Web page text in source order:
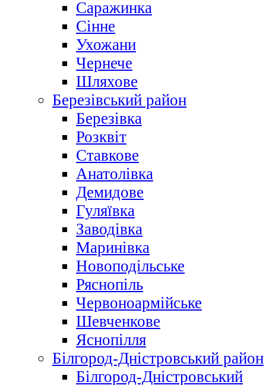
Саражинка
Сінне
Ухожани
Чернече
Шляхове
Березівський район
Березівка
Розквіт
Ставкове
Анатолівка
Демидове
Гуляївка
Заводівка
Маринівка
Новоподільське
Ряснопіль
Червоноармійське
Шевченкове
Яснопілля
Білгород-Дністровський район
Білгород-Дністровський